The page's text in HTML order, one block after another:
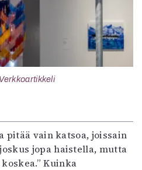
Verkkoartikkeli
pitää vain katsoa, joissain
jopa haistella, mutta
Kuinka